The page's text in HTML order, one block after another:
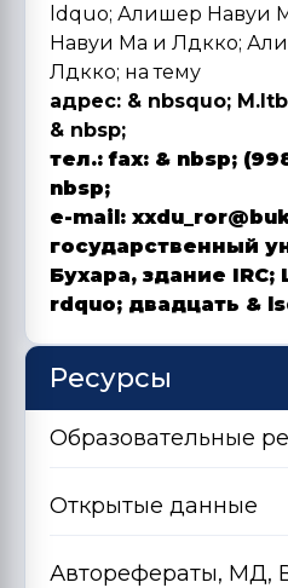
ldquo; Алишер Навуи
Навуи Ма и Лдкко;
Лдкко; на тему
адрес: & nbsquo;
& nbsp;
тел.:fax: & nbsp;
nbsp;
e-mail:
государственный
Бухара, здание
rdquo; двадцать &
Ресурсы
Образовательные
Открытые данные
Авторефераты, МД,